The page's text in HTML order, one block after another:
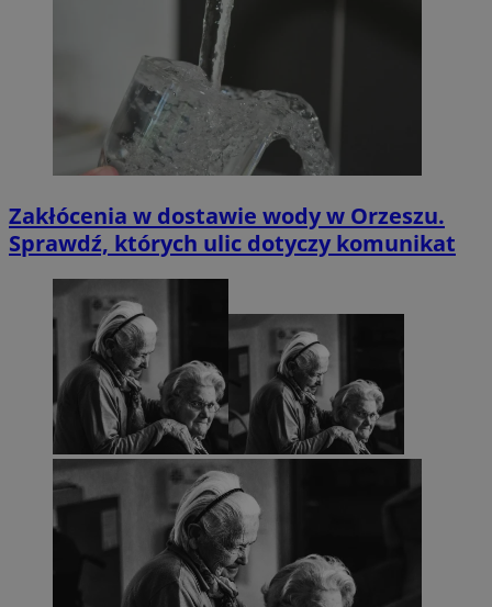
Zakłócenia w dostawie wody w Orzeszu.
Sprawdź, których ulic dotyczy komunikat